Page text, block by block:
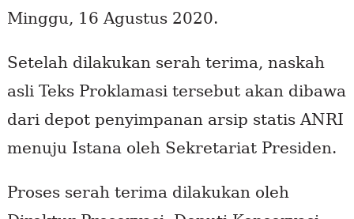
Minggu, 16 Agustus 2020.
Setelah dilakukan serah terima, naskah
asli Teks Proklamasi tersebut akan dibawa
dari depot penyimpanan arsip statis ANRI
menuju Istana oleh Sekretariat Presiden.
Proses serah terima dilakukan oleh